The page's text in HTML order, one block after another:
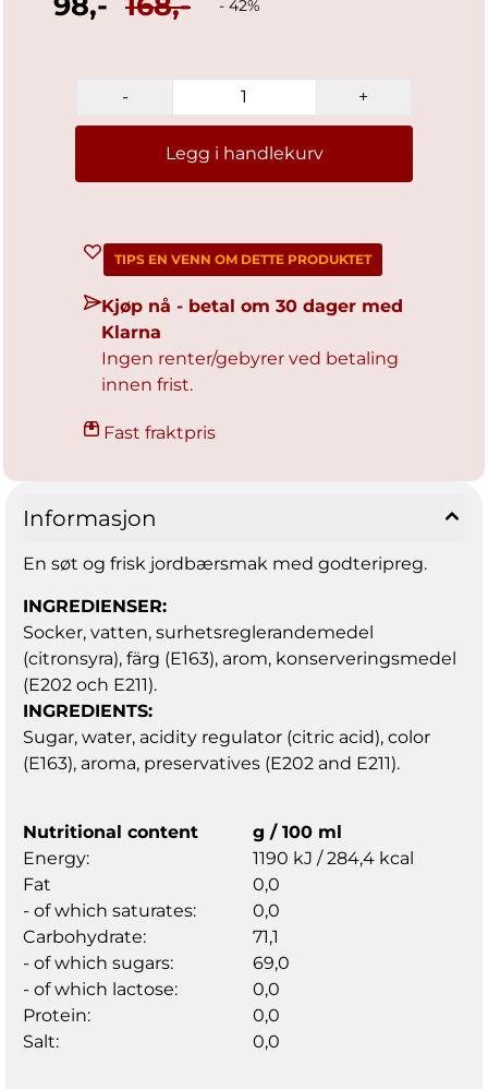
content g / 100 ml Energy: 1190 kJ / 284,4 kcal
- 42%
- +
Legg i handlekurv
TIPS EN VENN OM DETTE PRODUKTET
Kjøp nå - betal om 30 dager med
Klarna
Ingen renter/gebyrer ved betaling
innen frist.
Fast fraktpris
Informasjon
En søt og frisk jordbærsmak med godteripreg.
INGREDIENSER:
Socker, vatten, surhetsreglerandemedel
(citronsyra), färg (E163), arom, konserveringsmedel
(E202 och E211).
INGREDIENTS:
Sugar, water, acidity regulator (citric acid), color
(E163), aroma, preservatives (E202 and E211).
Nutritional content
g / 100 ml
Energy:
1190 kJ / 284,4 kcal
Fat
0,0
- of which saturates:
0,0
Carbohydrate:
71,1
- of which sugars:
69,0
- of which lactose:
0,0
Protein:
0,0
Salt:
0,0